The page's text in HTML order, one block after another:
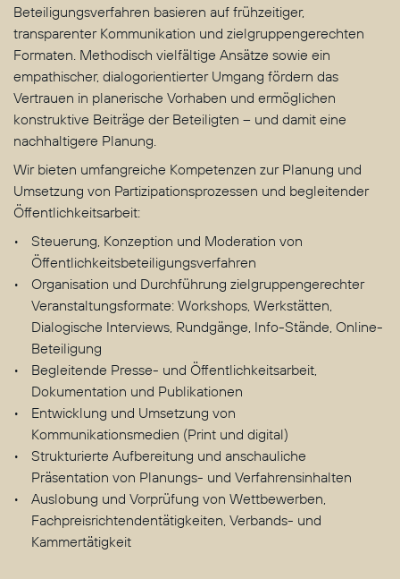
Beteiligungsverfahren basieren auf frühzeitiger,
transparenter Kommunikation und zielgruppengerechten
Formaten. Methodisch vielfältige Ansätze sowie ein
empathischer, dialogorientierter Umgang fördern das
Vertrauen in planerische Vorhaben und ermöglichen
konstruktive Beiträge der Beteiligten – und damit eine
nachhaltigere Planung.
Wir bieten umfangreiche Kompetenzen zur Planung und
Umsetzung von Partizipationsprozessen und begleitender
Öffentlichkeitsarbeit:
Steuerung, Konzeption und Moderation von
Öffentlichkeitsbeteiligungsverfahren
Organisation und Durchführung zielgruppengerechter
Veranstaltungsformate: Workshops, Werkstätten,
Dialogische Interviews, Rundgänge, Info-Stände, Online-
Beteiligung
Begleitende Presse- und Öffentlichkeitsarbeit,
Dokumentation und Publikationen
Entwicklung und Umsetzung von
Kommunikationsmedien (Print und digital)
Strukturierte Aufbereitung und anschauliche
Präsentation von Planungs- und Verfahrensinhalten
Auslobung und Vorprüfung von Wettbewerben,
Fachpreisrichtendentätigkeiten, Verbands- und
Kammertätigkeit